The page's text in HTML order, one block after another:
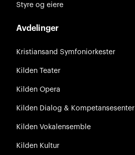
Styre og eiere
Avdelinger
Kristiansand Symfoniorkester
Kilden Teater
Kilden Opera
Kilden Dialog & Kompetansesenter
Kilden Vokalensemble
Kilden Kultur